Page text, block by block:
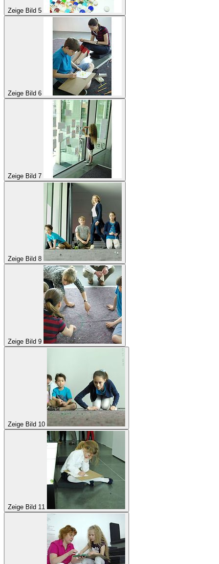
Zeige Bild 5
Zeige Bild 6
Zeige Bild 7
Zeige Bild 8
Zeige Bild 9
Zeige Bild 10
Zeige Bild 11